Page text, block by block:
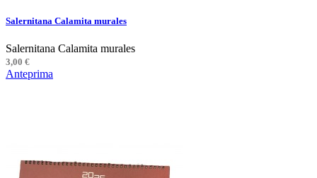
Salernitana Calamita murales
Salernitana Calamita murales
3,00 €
Anteprima